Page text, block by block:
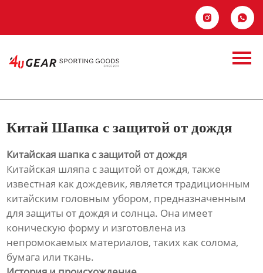
 
Контакты
защитой от дождя
Китай Шапка с защитой от дождя
Китайская шапка с защитой от дождя
Китайская шляпа с защитой от дождя, также
известная как дождевик, является традиционным
китайским головным убором, предназначенным
для защиты от дождя и солнца. Она имеет
коническую форму и изготовлена из
непромокаемых материалов, таких как солома,
бумага или ткань.